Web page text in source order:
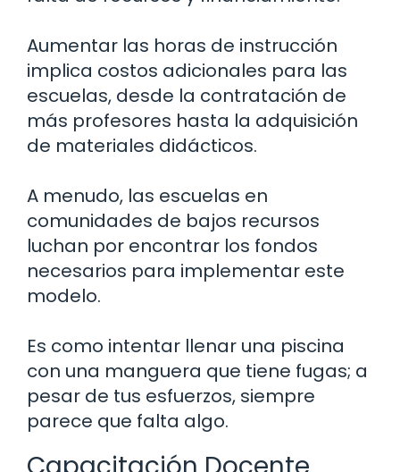
Aumentar las horas de instrucción
implica costos adicionales para las
escuelas, desde la contratación de
más profesores hasta la adquisición
de materiales didácticos.
A menudo, las escuelas en
comunidades de bajos recursos
luchan por encontrar los fondos
necesarios para implementar este
modelo.
Es como intentar llenar una piscina
con una manguera que tiene fugas; a
pesar de tus esfuerzos, siempre
parece que falta algo.